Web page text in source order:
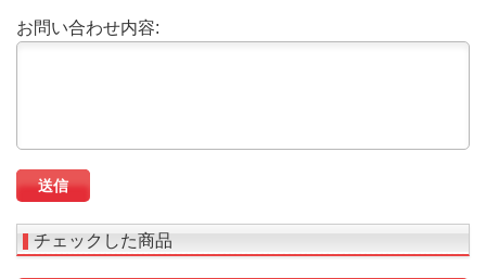
お問い合わせ内容:
チェックした商品